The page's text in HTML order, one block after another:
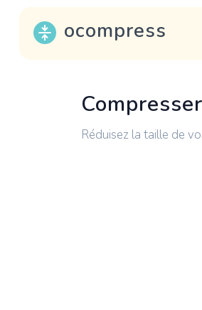
ocompress
Réduisez la taille de